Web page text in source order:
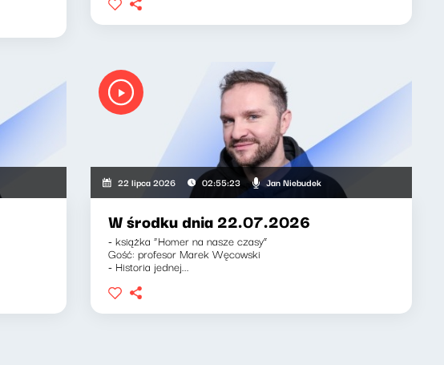
22 lipca 2026 02:55:23 Jan Niebudek
W środku dnia 22.07.2026
- książka “Homer na nasze czasy”
Gość: profesor Marek Węcowski
- Historia jednej...